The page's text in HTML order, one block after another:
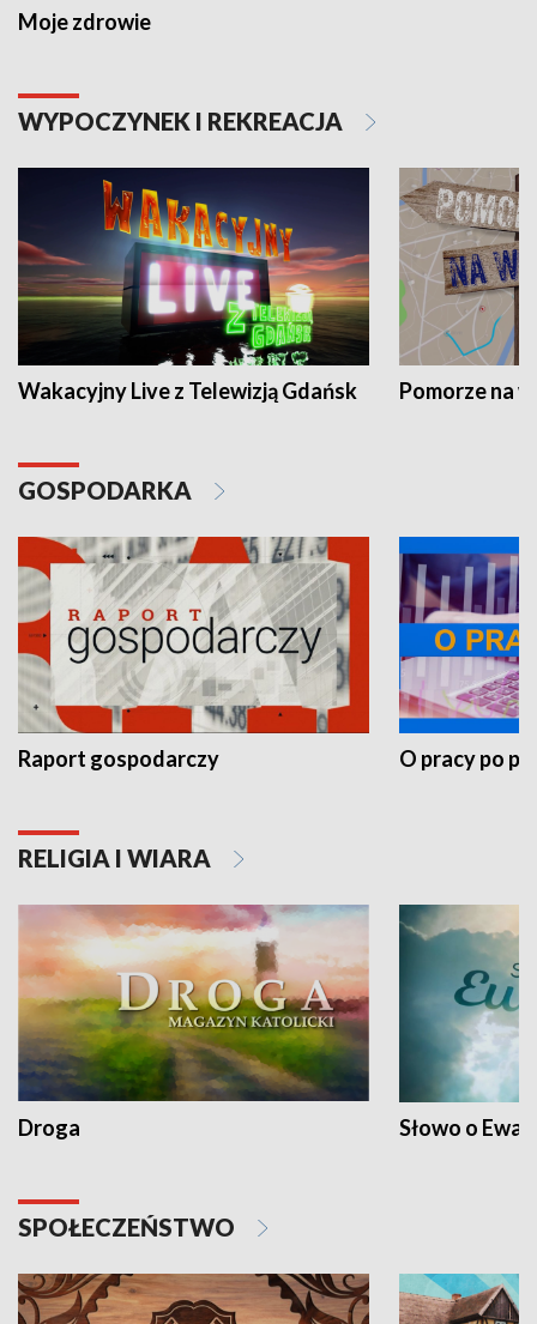
Moje zdrowie
WYPOCZYNEK I REKREACJA
Wakacyjny Live z Telewizją Gdańsk Pomorze na
GOSPODARKA
Raport gospodarczy O pracy po
RELIGIA I WIARA
Droga Słowo o
SPOŁECZEŃSTWO